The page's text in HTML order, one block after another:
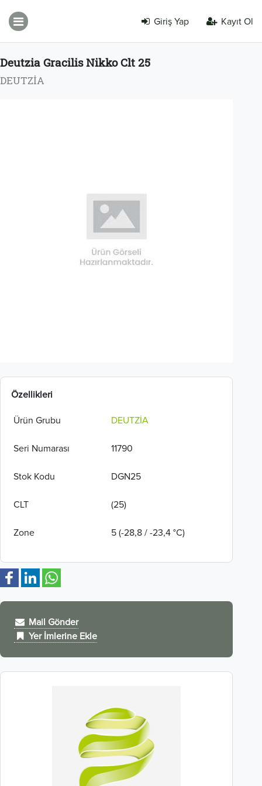
Giriş Yap Kayıt Ol
Deutzia Gracilis Nikko Clt 25
DEUTZİA
Özellikleri
Ürün Grubu DEUTZİA
Seri Numarası 11790
Stok Kodu DGN25
CLT (25)
Zone 5 (-28,8 / -23,4 °C)
Mail Gönder
Yer İmlerine Ekle